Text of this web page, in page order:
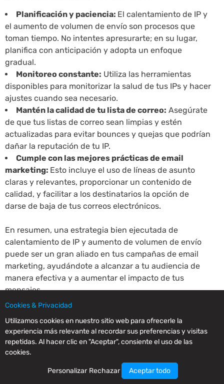
Planificación y paciencia: El calentamiento de IP y
el aumento de volumen de envío son procesos que
toman tiempo. No intentes apresurarte; en su lugar,
planifica con anticipación y adopta un enfoque
gradual.
Monitoreo constante: Utiliza las herramientas
disponibles para monitorizar la salud de tus IPs y hacer
ajustes cuando sea necesario.
Mantén la calidad de tu lista de correo: Asegúrate
de que tus listas de correo sean limpias y estén
actualizadas para evitar bounces y quejas que podrían
dañar la reputación de tu IP.
Cumple con las mejores prácticas de email
marketing: Esto incluye el uso de líneas de asunto
claras y relevantes, proporcionar un contenido de
calidad, y facilitar a los destinatarios la opción de
darse de baja de tus correos electrónicos.
En resumen, una estrategia bien ejecutada de
calentamiento de IP y aumento de volumen de envío
puede ser un gran aliado en tus campañas de email
marketing, ayudándote a alcanzar a tu audiencia de
manera efectiva y a aumentar el impacto de tus
mensajes.
Cookies & Privacidad
Utilizamos cookies en nuestro sitio web para ofrecerle la
experiencia más relevante al recordar sus preferencias y visitas
repetidas. Al hacer clic en "Aceptar", consiente el uso de las
cookies.
Personalizar Rechazar Aceptar todo